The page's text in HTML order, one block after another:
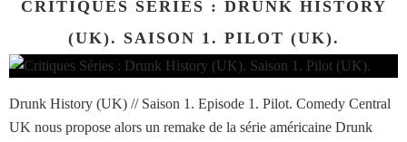
CRITIQUES SÉRIES : DRUNK HISTORY
(UK). SAISON 1. PILOT (UK).
Drunk History (UK) // Saison 1. Episode 1. Pilot. Comedy Central
UK nous propose alors un remake de la série américaine Drunk